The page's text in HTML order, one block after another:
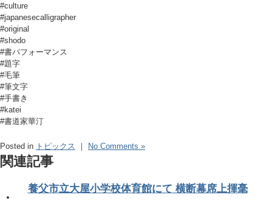
#culture
#japanesecalligrapher
#original
#shodo
#書パフォーマンス
#題字
#毛筆
#筆文字
#手書き
#katei
#書道家華汀
Posted in トピックス ｜ No Comments »
関連記事
養父市立大屋小学校体育館にて 横断幕席上揮毫